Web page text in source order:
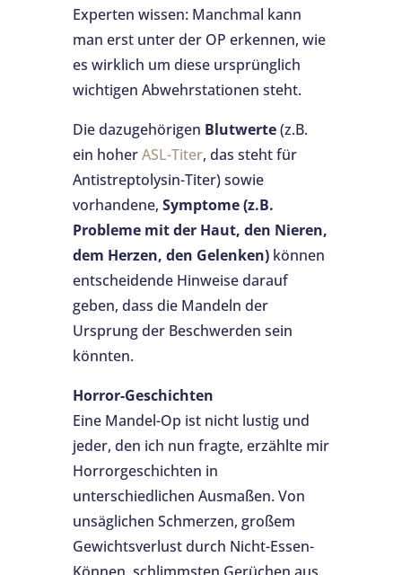
Experten wissen: Manchmal kann
man erst unter der OP erkennen, wie
es wirklich um diese ursprünglich
wichtigen Abwehrstationen steht.
Die dazugehörigen Blutwerte(z.B.
ein hoherASL-Titer, das steht für
Antistreptolysin-Titer) sowie
vorhandene, Symptome (z.B.
Probleme mit der Haut, den Nieren,
dem Herzen, den Gelenken)können
entscheidende Hinweise darauf
geben, dass die Mandeln der
Ursprung der Beschwerden sein
könnten.
Horror-Geschichten
Eine Mandel-Op ist nicht lustig und
jeder, den ich nun fragte, erzählte mir
Horrorgeschichten in
unterschiedlichen Ausmaßen. Von
unsäglichen Schmerzen, großem
Gewichtsverlust durch Nicht-Essen-
Können, schlimmsten Gerüchen aus